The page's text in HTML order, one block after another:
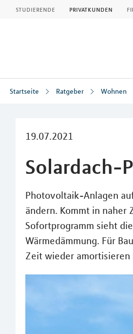
studierende privatkunden
Startseite Ratgeber Wohnen
19.07.2021
Solardach-
Photovoltaik-Anlagen
ändern. Kommt in naher
Sofortprogramm sieht
Wärmedämmung. Für
Zeit wieder amortisieren